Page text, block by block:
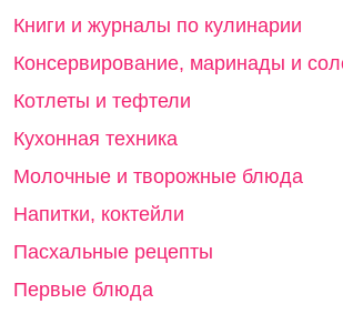
Книги и журналы по кулинарии
Консервирование, маринады и
Котлеты и тефтели
Кухонная техника
Молочные и творожные блюда
Напитки, коктейли
Пасхальные рецепты
Первые блюда